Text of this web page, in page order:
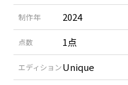
制作年 2024
点数 1点
エディションUnique